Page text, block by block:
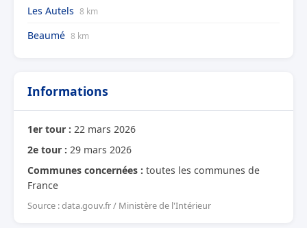
Les Autels 8 km
Beaumé 8 km
Informations
1er tour : 22 mars 2026
2e tour : 29 mars 2026
Communes concernées : toutes les communes de
France
Source : data.gouv.fr / Ministère de l'Intérieur